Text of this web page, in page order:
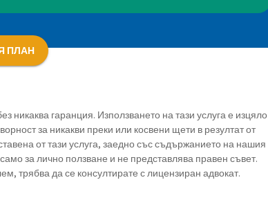
ПЛАН
никаква гаранция. Използването на тази услуга е изцяло
за никакви преки или косвени щети в резултат от
от тази услуга, заедно със съдържанието на нашия
за лично ползване и не представлява правен съвет.
трябва да се консултирате с лицензиран адвокат.